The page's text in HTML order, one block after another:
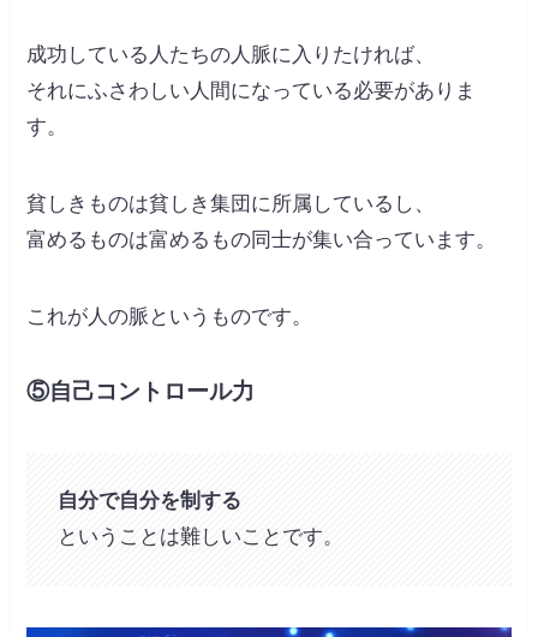
成功している人たちの人脈に入りたければ、
それにふさわしい人間になっている必要がありま
す。
貧しきものは貧しき集団に所属しているし、
富めるものは富めるもの同士が集い合っています。
これが人の脈というものです。
⑤自己コントロール力
自分で自分を制する
ということは難しいことです。